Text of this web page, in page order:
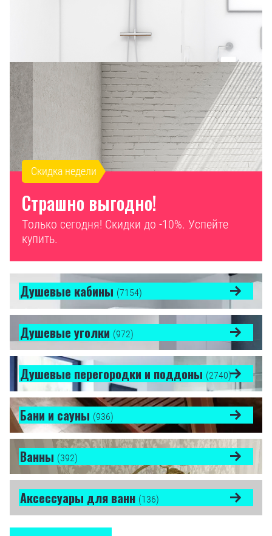
Скидка недели
Страшно выгодно!
Только сегодня! Скидки до -10%. Успейте
купить.
Душевые кабины (7154)
Душевые уголки (972)
Душевые перегородки и поддоны (2740)
Бани и сауны (936)
Ванны (392)
Аксессуары для ванн (136)